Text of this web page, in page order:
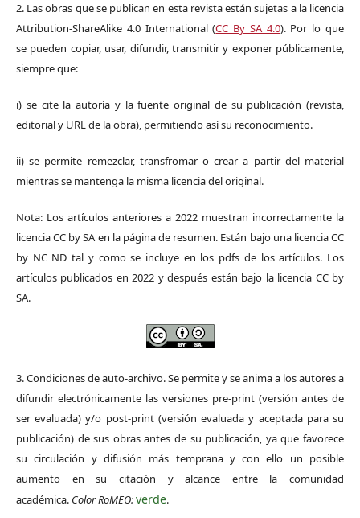
2. Las obras que se publican en esta revista están sujetas a la licencia
Attribution-ShareAlike 4.0 International (CC By SA 4.0). Por lo que
se pueden copiar, usar, difundir, transmitir y exponer públicamente,
siempre que:
i) se cite la autoría y la fuente original de su publicación (revista,
editorial y URL de la obra), permitiendo así su reconocimiento.
ii) se permite remezclar, transfromar o crear a partir del material
mientras se mantenga la misma licencia del original.
Nota: Los artículos anteriores a 2022 muestran incorrectamente la
licencia CC by SA en la página de resumen. Están bajo una licencia CC
by NC ND tal y como se incluye en los pdfs de los artículos. Los
artículos publicados en 2022 y después están bajo la licencia CC by
SA.
3. Condiciones de auto-archivo. Se permite y se anima a los autores a
difundir electrónicamente las versiones pre-print (versión antes de
ser evaluada) y/o post-print (versión evaluada y aceptada para su
publicación) de sus obras antes de su publicación, ya que favorece
su circulación y difusión más temprana y con ello un posible
aumento en su citación y alcance entre la comunidad
académica. Color RoMEO:verde.